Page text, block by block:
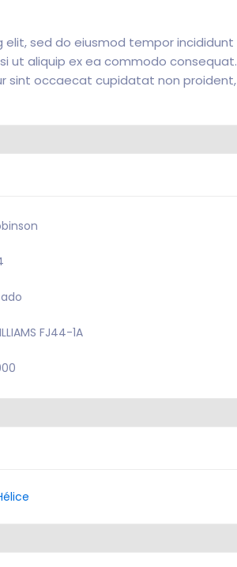
sed do eiusmod tempor
ut aliquip ex ea commodo
sint occaecat cupidatat non
FJ44-1A